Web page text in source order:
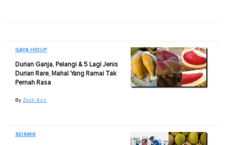
GAYA HIDUP
Durian Ganja, Pelangi & 5 Lagi Jenis
Durian Rare, Mahal Yang Ramai Tak
Pernah Rasa
By Zaidi Aziz
SEISMIK